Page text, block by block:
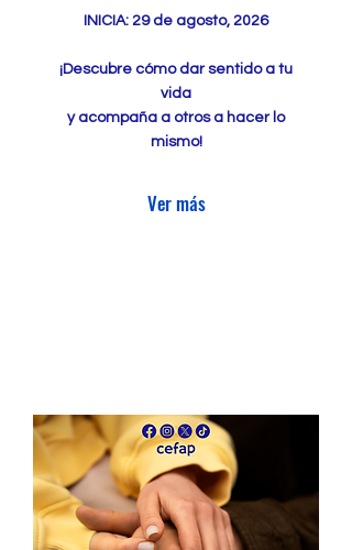
INICIA: 29 de agosto, 2026
¡Descubre cómo dar sentido a tu
vida
y acompaña a otros a hacer lo
mismo!
Ver más